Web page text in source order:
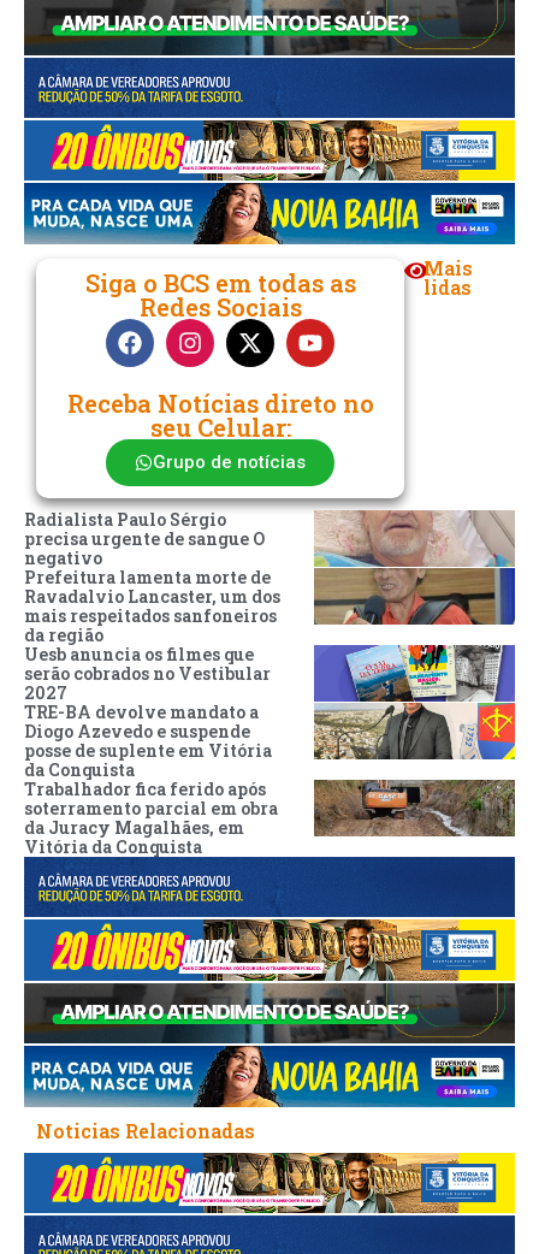
Siga o BCS em todas as
Redes Sociais
Receba Notícias direto no
seu Celular:
Grupo de notícias
Mais
lidas
Radialista Paulo Sérgio
precisa urgente de sangue O
negativo
Prefeitura lamenta morte de
Ravadalvio Lancaster, um dos
mais respeitados sanfoneiros
da região
Uesb anuncia os filmes que
serão cobrados no Vestibular
2027
TRE-BA devolve mandato a
Diogo Azevedo e suspende
posse de suplente em Vitória
da Conquista
Trabalhador fica ferido após
soterramento parcial em obra
da Juracy Magalhães, em
Vitória da Conquista
Noticias Relacionadas